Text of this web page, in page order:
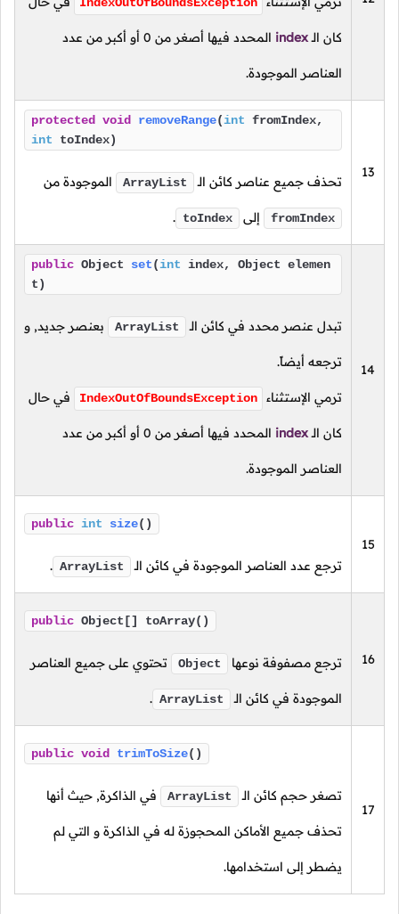
كان الـindex المحدد فيها أصغر من 0 أو أكبر من عدد
العناصر الموجودة.
13
protected void removeRange(int fromIndex,
int toIndex)
تحذف جميع عناصر كائن الـ ArrayList الموجودة من
fromIndex إلى toIndex
.
14
public Object set(int index, Object elemen
t)
تبدل عنصر محدد في كائن الـ ArrayList بعنصر جديد, و
ترجعه أيضاً.
ترمي الإستثناء IndexOutOfBoundsException في حال
كان الـindex المحدد فيها أصغر من 0 أو أكبر من عدد
العناصر الموجودة.
15
public int size()
ترجع عدد العناصر الموجودة في كائن الـ ArrayList
.
16
public Object[] toArray()
ترجع مصفوفة نوعها Object تحتوي على جميع العناصر
الموجودة في كائن الـ ArrayList
.
17
public void trimToSize()
تصغر حجم كائن الـ ArrayList في الذاكرة, حيث أنها
تحذف جميع الأماكن المحجوزة له في الذاكرة و التي لم
يضطر إلى استخدامها.